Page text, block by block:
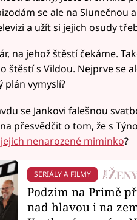
se ale na Slunečnou
a užít si jejich osudy
na jehož štěstí čekáme.
štěstí s Vildou. Nejprve se
plán vymyslí?
se Jankovi falešnou
přesvědčit o tom, že s
nenarozené miminko?
SERIÁLY A FILMY
Podzim na Primě
nad hlavou i na